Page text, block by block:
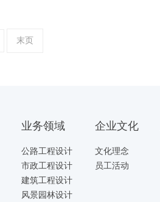
末页
业务领域
公路工程设计
市政工程设计
建筑工程设计
风景园林设计
企业文化
文化理念
员工活动